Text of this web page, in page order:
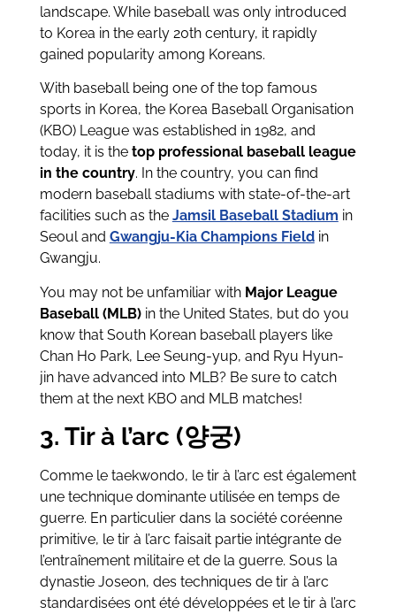
landscape. While baseball was only introduced
to Korea in the early 20th century, it rapidly
gained popularity among Koreans.
With baseball being one of the top famous
sports in Korea, the Korea Baseball Organisation
(KBO) League was established in 1982, and
today, it is the top professional baseball league
in the country. In the country, you can find
modern baseball stadiums with state-of-the-art
facilities such as the Jamsil Baseball Stadium in
Seoul and Gwangju-Kia Champions Fieldin
Gwangju.
You may not be unfamiliar with Major League
Baseball (MLB)in the United States, but do you
know that South Korean baseball players like
Chan Ho Park, Lee Seung-yup, and Ryu Hyun-
jin have advanced into MLB? Be sure to catch
them at the next KBO and MLB matches!
3. Tir à l’arc (양궁)
Comme le taekwondo, le tir à l’arc est également
une technique dominante utilisée en temps de
guerre. En particulier dans la société coréenne
primitive, le tir à l’arc faisait partie intégrante de
l’entraînement militaire et de la guerre. Sous la
dynastie Joseon, des techniques de tir à l’arc
standardisées ont été développées et le tir à l’arc